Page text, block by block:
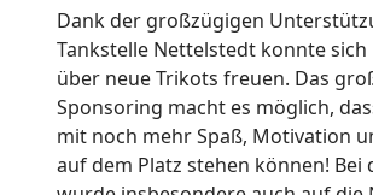
Dank der großzügigen
Tankstelle Nettelstedt konnte sich
über neue Trikots freuen. Das
Sponsoring macht es möglich,
mit noch mehr Spaß, Motivation
auf dem Platz stehen können! Bei